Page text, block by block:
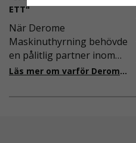
ETT"
När Derome
Maskinuthyrning behövde
en pålitlig partner inom
fallskydd och
valet på
Läs mer om varför Derome väljer oss